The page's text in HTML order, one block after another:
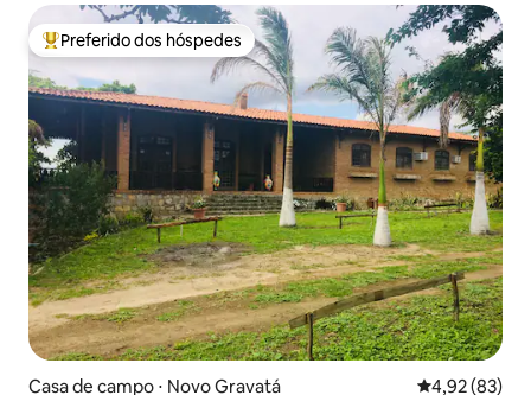
Entre os melhores preferidos dos hóspedes
Preferido dos hóspedes
Casa de campo ⋅ Novo Gravatá 4,92 de uma
4,92 (83)